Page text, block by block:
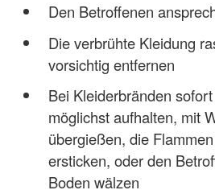
Den Betroffenen
Die verbrühte Kleidung
vorsichtig entfernen
Bei Kleiderbränden
möglichst aufhalten, mit
übergießen, die
ersticken, oder den
Boden wälzen